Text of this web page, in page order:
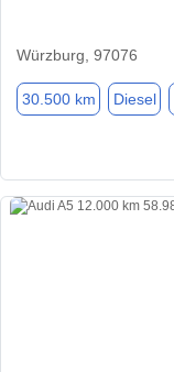
Würzburg, 97076
30.500 km Diesel